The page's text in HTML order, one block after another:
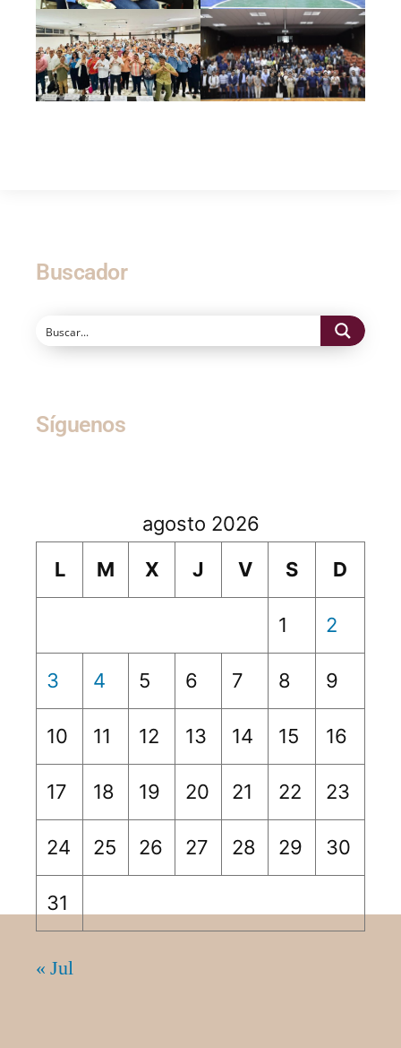
Buscador
Síguenos
agosto 2026
L
M X J V S D
1 2
3 4 5 6 7 8 9
10 11 12 13 14 15 16
17 18 19 20 21 22 23
24 25 26 27 28 29 30
31
« Jul